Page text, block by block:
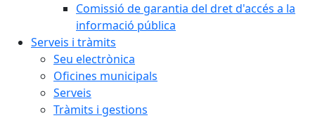
Comissió de garantia del dret d'accés a la
informació pública
Serveis i tràmits
Seu electrònica
Oficines municipals
Serveis
Tràmits i gestions